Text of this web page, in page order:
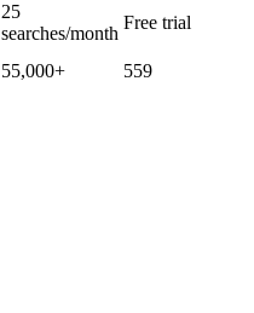
25
searches/month
Free trial
55,000+ 559